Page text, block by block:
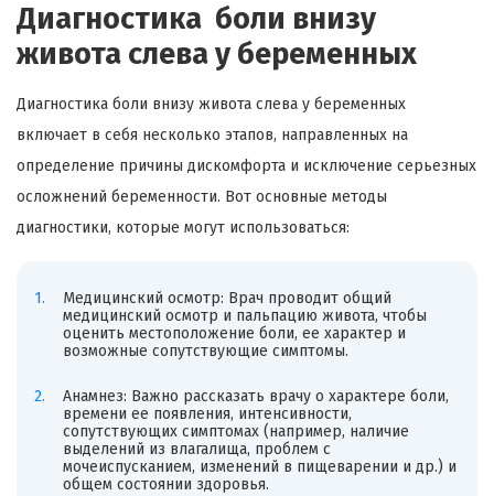
Диагностика боли внизу
живота слева у беременных
Диагностика боли внизу живота слева у беременных
включает в себя несколько этапов, направленных на
определение причины дискомфорта и исключение серьезных
осложнений беременности. Вот основные методы
диагностики, которые могут использоваться:
Медицинский осмотр: Врач проводит общий
медицинский осмотр и пальпацию живота, чтобы
оценить местоположение боли, ее характер и
возможные сопутствующие симптомы.
Анамнез: Важно рассказать врачу о характере боли,
времени ее появления, интенсивности,
сопутствующих симптомах (например, наличие
выделений из влагалища, проблем с
мочеиспусканием, изменений в пищеварении и др.) и
общем состоянии здоровья.